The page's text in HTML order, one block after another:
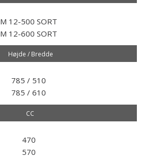
M 12-500 SORT
M 12-600 SORT
Højde / Bredde
785 / 510
785 / 610
CC
470
570